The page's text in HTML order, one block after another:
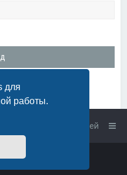
для
работы.
с администрацией